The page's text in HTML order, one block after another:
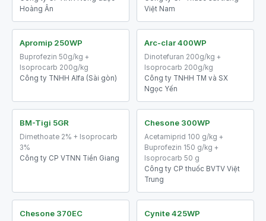
Hoàng Ân
Việt Nam
Apromip 250WP
Buprofezin 50g/kg +
Isoprocarb 200g/kg
Công ty TNHH Alfa (Sài gòn)
Arc-clar 400WP
Dinotefuran 200g/kg +
Isoprocarb 200g/kg
Công ty TNHH TM và SX
Ngọc Yến
BM-Tigi 5GR
Dimethoate 2% + Isoprocarb
3%
Công ty CP VTNN Tiền Giang
Chesone 300WP
Acetamiprid 100 g/kg +
Buprofezin 150 g/kg +
Isoprocarb 50 g
Công ty CP thuốc BVTV Việt
Trung
Chesone 370EC Cynite 425WP